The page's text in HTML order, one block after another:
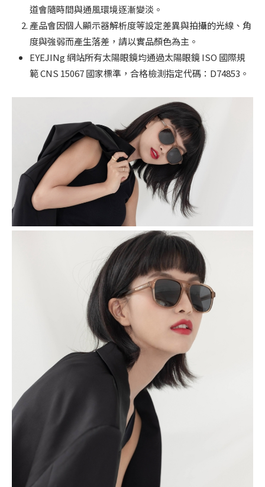
道會隨時間與通風環境逐漸變淡。
產品會因個人顯示器解析度等設定差異與拍攝的光線、角
度與強弱而產生落差，請以實品顏色為主。
EYEJINg 網站所有太陽眼鏡均通過太陽眼鏡 ISO 國際規
範 CNS 15067 國家標準，合格檢測指定代碼：D74853。